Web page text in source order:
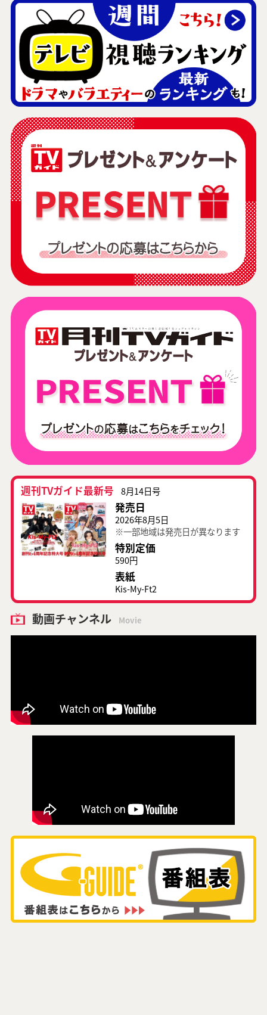
週刊TVガイド最新号 8月14日号
発売日
2026年8月5日
※一部地域は発売日が異なります
特別定価
590円
表紙
Kis-My-Ft2
動画チャンネル Movie